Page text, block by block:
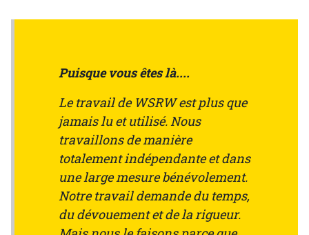
Puisque vous êtes là....
Le travail de WSRW est plus que
jamais lu et utilisé. Nous
travaillons de manière
totalement indépendante et dans
une large mesure bénévolement.
Notre travail demande du temps,
du dévouement et de la rigueur.